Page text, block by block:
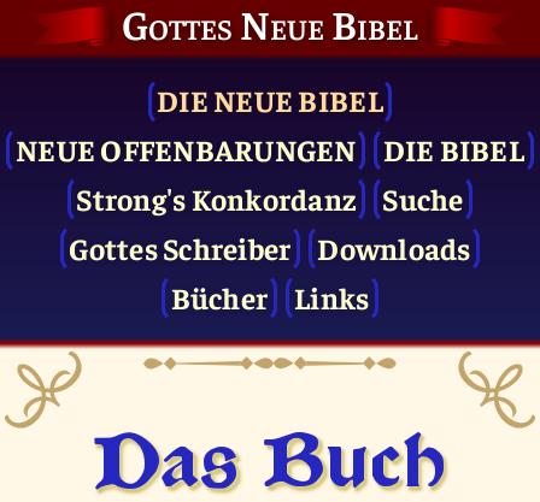
Gottes Neue Bibel
DIE NEUE BIBEL
NEUE OFFENBARUNGEN
DIE BIBEL
Strong's Konkordanz
Suche
Gottes Schreiber
Downloads
Bücher
Links
Das Buch